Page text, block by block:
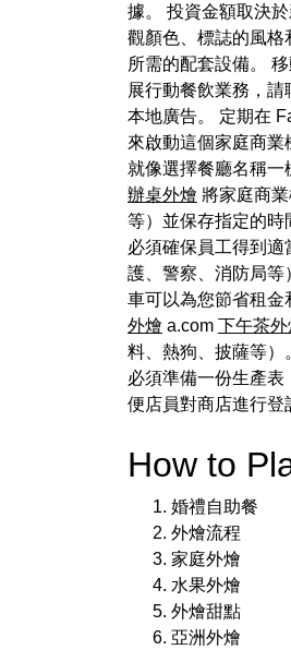
據。 投資金額取決
觀顏色、標誌的風格
所需的配套設備。
展行動餐飲業務，
本地廣告。 定期在
來啟動這個家庭商業
就像選擇餐廳名稱
辦桌外燴 將家庭商
等）並保存指定的時
必須確保員工得到適
護、警察、消防局等
車可以為您節省租金
外燴 a.com 下午茶外
料、熱狗、披薩等）
必須準備一份生產表
便店員對商店進行登
How to
婚禮自助餐
外燴流程
家庭外燴
水果外燴
外燴甜點
亞洲外燴